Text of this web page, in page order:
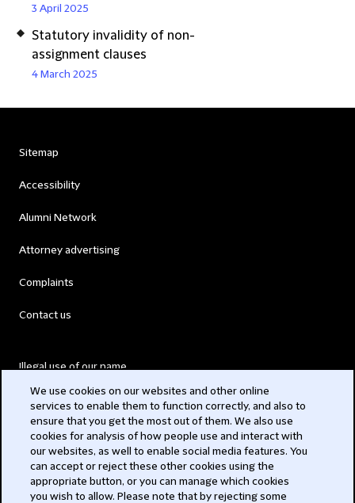
3 April 2025
Statutory invalidity of non-
assignment clauses
4 March 2025
Sitemap
Accessibility
Alumni Network
Attorney advertising
Complaints
Contact us
Illegal use of our name
Modern Slavery Act
Privacy
Subscribe
We use cookies on our websites and other online
services to enable them to function correctly, and also to
ensure that you get the most out of them. We also use
cookies for analysis of how people use and interact with
our websites, as well to enable social media features. You
can accept or reject these other cookies using the
appropriate button, or you can manage which cookies
you wish to allow. Please note that by rejecting some